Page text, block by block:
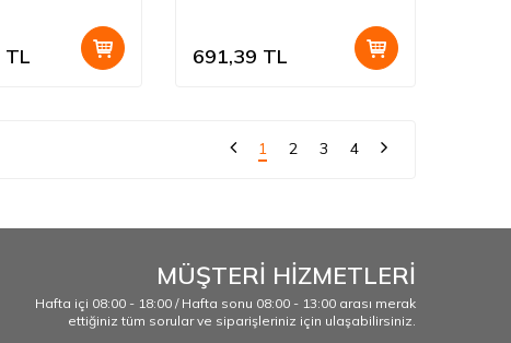
TL 691,39 TL
1 2 3 4
MÜŞTERİ HİZMETLERİ
Hafta içi 08:00 - 18:00 / Hafta sonu 08:00 - 13:00 arası merak
ettiğiniz tüm sorular ve siparişleriniz için ulaşabilirsiniz.